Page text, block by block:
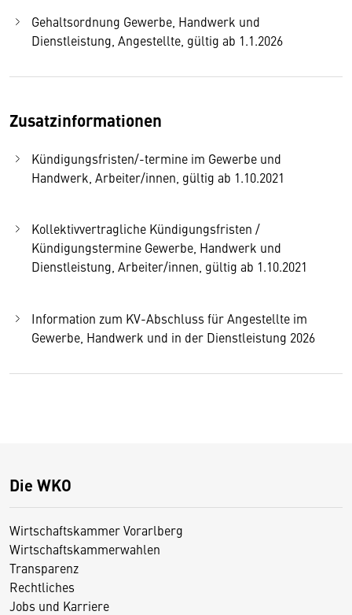
Gehaltsordnung Gewerbe, Handwerk und
Dienstleistung, Angestellte, gültig ab 1.1.2026
Zusatzinformationen
Kündigungsfristen/-termine im Gewerbe und
Handwerk, Arbeiter/innen, gültig ab 1.10.2021
Kollektivvertragliche Kündigungsfristen /
Kündigungstermine Gewerbe, Handwerk und
Dienstleistung, Arbeiter/innen, gültig ab 1.10.2021
Information zum KV-Abschluss für Angestellte im
Gewerbe, Handwerk und in der Dienstleistung 2026
Die WKO
Wirtschaftskammer Vorarlberg
Wirtschaftskammerwahlen
Transparenz
Rechtliches
Jobs und Karriere